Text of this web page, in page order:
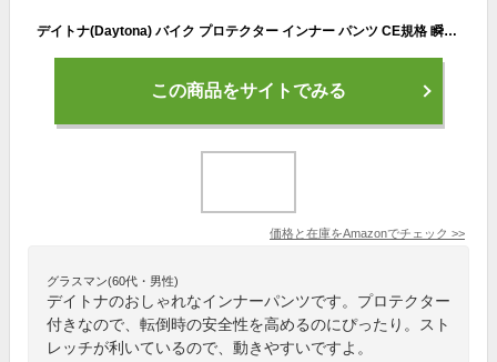
デイトナ(Daytona) バイク プロテクター インナー パンツ CE規格 瞬間硬化 ストレッチ生地 HBP-021 ブラック Lサイズ 24048
この商品をサイトでみる
価格と在庫をAmazonでチェック >>
グラスマン(60代・男性)
デイトナのおしゃれなインナーパンツです。プロテクター
付きなので、転倒時の安全性を高めるのにぴったり。スト
レッチが利いているので、動きやすいですよ。